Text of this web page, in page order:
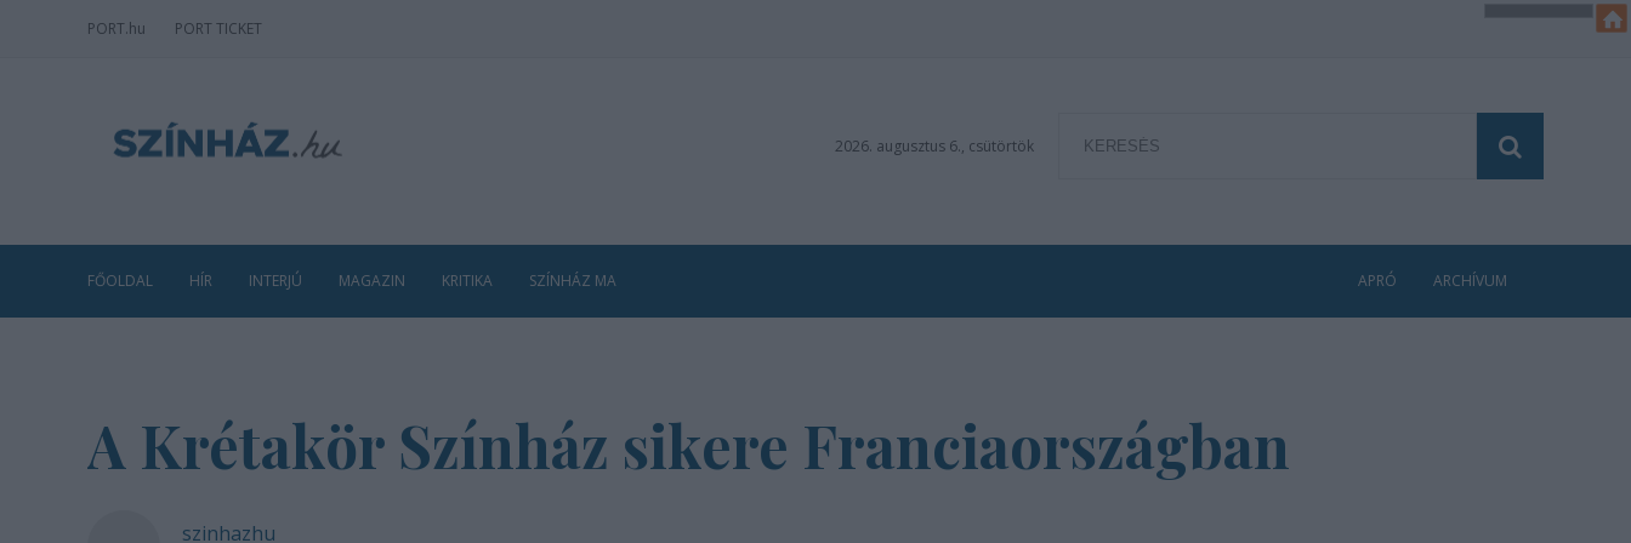
PORT.hu PORT TICKET
2026. augusztus 6., csütörtök
FŐOLDAL HÍR INTERJÚ MAGAZIN KRITIKA SZÍNHÁZ MA APRÓ ARCHÍVUM
A Krétakör Színház sikere Franciaországban
szinhazhu